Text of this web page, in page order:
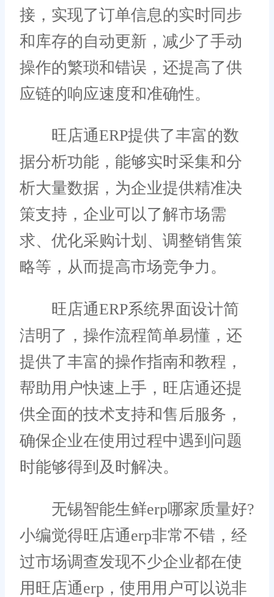
接，实现了订单信息的实时同步
和库存的自动更新，减少了手动
操作的繁琐和错误，还提高了供
应链的响应速度和准确性。
旺店通ERP提供了丰富的数
据分析功能，能够实时采集和分
析大量数据，为企业提供精准决
策支持，企业可以了解市场需
求、优化采购计划、调整销售策
略等，从而提高市场竞争力。
旺店通ERP系统界面设计简
洁明了，操作流程简单易懂，还
提供了丰富的操作指南和教程，
帮助用户快速上手，旺店通还提
供全面的技术支持和售后服务，
确保企业在使用过程中遇到问题
时能够得到及时解决。
无锡智能生鲜erp哪家质量好?
小编觉得旺店通erp非常不错，经
过市场调查发现不少企业都在使
用旺店通erp，使用用户可以说非